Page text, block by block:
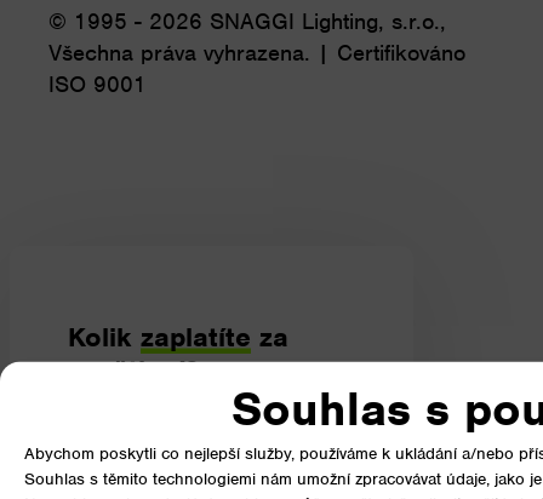
Souhlas s
Abychom poskytli co nejlepší služby, používáme k ukládání a/nebo
Souhlas s těmito technologiemi nám umožní zpracovávat údaje, jako
© 1995 - 2026 SNAGGI Lighting, s.r.o.,
Všechna práva vyhrazena. | Certifikováno
ISO 9001
Kolik zaplatíte za
osvětlení?
Poslední slovo bude mít váš
elektroměr.